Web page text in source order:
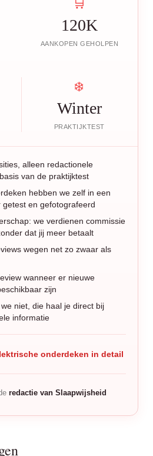
🛒
120K
AANKOPEN GEHOLPEN
❄️
Winter
PRAKTIJKTEST
alleen redactionele
van de praktijktest
hebben we zelf in een
getest en gefotografeerd
we verdienen commissie
dat jij meer betaalt
wegen net zo zwaar als
wanneer er nieuwe
zijn
niet, die haal je direct bij
informatie
onderdeken in detail
redactie van Slaapwijsheid